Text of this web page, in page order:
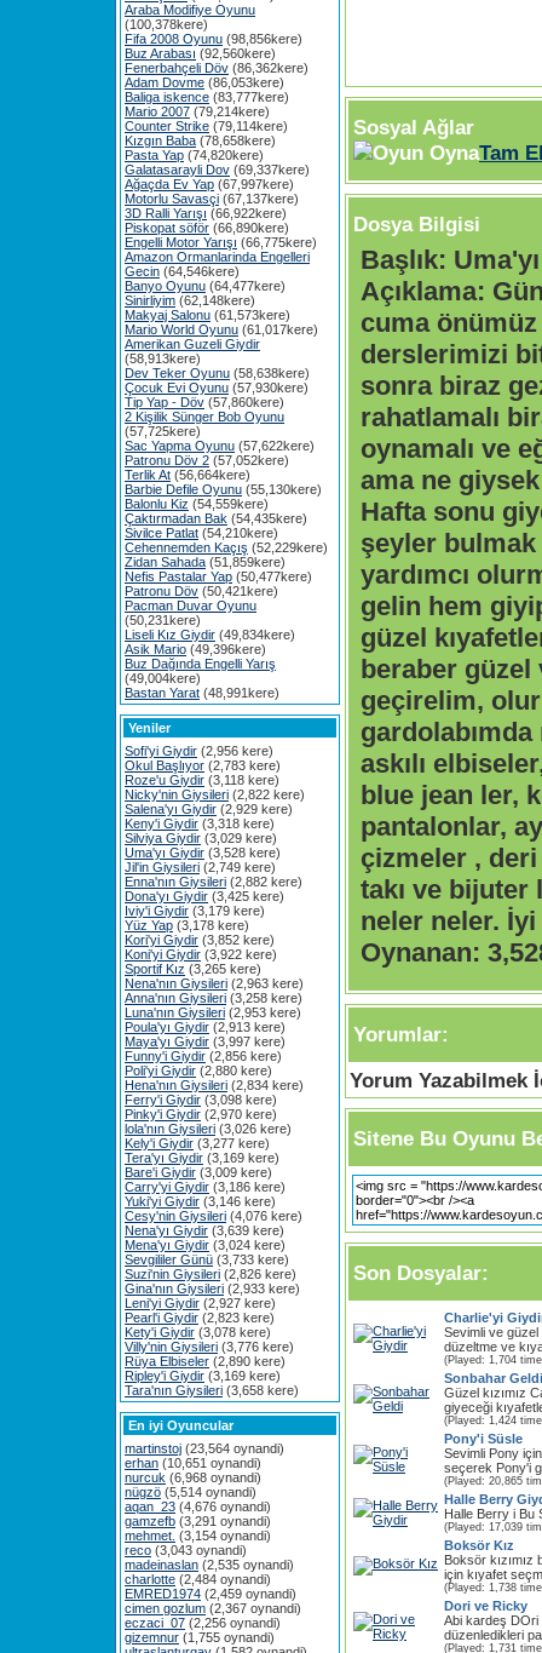
Araba Modifiye Oyunu
(100,378kere)
Fifa 2008 Oyunu (98,856kere)
Buz Arabası (92,560kere)
Fenerbahçeli Döv (86,362kere)
Adam Dovme (86,053kere)
Baliga iskence (83,777kere)
Mario 2007 (79,214kere)
Counter Strike (79,114kere)
Kızgın Baba (78,658kere)
Pasta Yap (74,820kere)
Galatasarayli Dov (69,337kere)
Ağaçda Ev Yap (67,997kere)
Motorlu Savasçi (67,137kere)
3D Ralli Yarışı (66,922kere)
Piskopat söför (66,890kere)
Engelli Motor Yarışı (66,775kere)
Amazon Ormanlarinda Engelleri
Gecin (64,546kere)
Banyo Oyunu (64,477kere)
Sinirliyim (62,148kere)
Makyaj Salonu (61,573kere)
Mario World Oyunu (61,017kere)
Amerikan Guzeli Giydir
(58,913kere)
Dev Teker Oyunu (58,638kere)
Çocuk Evi Oyunu (57,930kere)
Tip Yap - Döv (57,860kere)
2 Kişilik Sünger Bob Oyunu
(57,725kere)
Sac Yapma Oyunu (57,622kere)
Patronu Döv 2 (57,052kere)
Terlik At (56,664kere)
Barbie Defile Oyunu (55,130kere)
Balonlu Kiz (54,559kere)
Çaktırmadan Bak (54,435kere)
Sivilce Patlat (54,210kere)
Cehennemden Kaçış (52,229kere)
Zidan Sahada (51,859kere)
Nefis Pastalar Yap (50,477kere)
Patronu Döv (50,421kere)
Pacman Duvar Oyunu
(50,231kere)
Liseli Kız Giydir (49,834kere)
Asik Mario (49,396kere)
Buz Dağında Engelli Yarış
(49,004kere)
Bastan Yarat (48,991kere)
Yeniler
Sofi'yi Giydir (2,956 kere)
Okul Başlıyor (2,783 kere)
Roze'u Giydir (3,118 kere)
Nicky'nin Giysileri (2,822 kere)
Salena'yı Giydir (2,929 kere)
Keny'i Giydir (3,318 kere)
Silviya Giydir (3,029 kere)
Uma'yı Giydir (3,528 kere)
Jil'in Giysileri (2,749 kere)
Enna'nın Giysileri (2,882 kere)
Dona'yı Giydir (3,425 kere)
Iviy'i Giydir (3,179 kere)
Yüz Yap (3,178 kere)
Kori'yi Giydir (3,852 kere)
Koni'yi Giydir (3,922 kere)
Sportif Kız (3,265 kere)
Nena'nın Giysileri (2,963 kere)
Anna'nın Giysileri (3,258 kere)
Luna'nın Giysileri (2,953 kere)
Poula'yı Giydir (2,913 kere)
Maya'yı Giydir (3,997 kere)
Funny'i Giydir (2,856 kere)
Poli'yi Giydir (2,880 kere)
Hena'nın Giysileri (2,834 kere)
Ferry'i Giydir (3,098 kere)
Pinky'i Giydir (2,970 kere)
lola'nın Giysileri (3,026 kere)
Kely'i Giydir (3,277 kere)
Tera'yı Giydir (3,169 kere)
Bare'i Giydir (3,009 kere)
Carry'yi Giydir (3,186 kere)
Yuki'yi Giydir (3,146 kere)
Cesy'nin Giysileri (4,076 kere)
Nena'yı Giydir (3,639 kere)
Mena'yı Giydir (3,024 kere)
Sevgililer Günü (3,733 kere)
Suzi'nin Giysileri (2,826 kere)
Gina'nın Giysileri (2,933 kere)
Leni'yi Giydir (2,927 kere)
Pearl'i Giydir (2,823 kere)
Kety'i Giydir (3,078 kere)
Villy'nin Giysileri (3,776 kere)
Rüya Elbiseler (2,890 kere)
Ripley'i Giydir (3,169 kere)
Tara'nın Giysileri (3,658 kere)
En iyi Oyuncular
martinstoj (23,564 oynandi)
erhan (10,651 oynandi)
nurcuk (6,968 oynandi)
nügzö (5,514 oynandi)
aqan_23 (4,676 oynandi)
gamzefb (3,291 oynandi)
mehmet. (3,154 oynandi)
reco (3,043 oynandi)
madeinaslan (2,535 oynandi)
charlotte (2,484 oynandi)
EMRED1974 (2,459 oynandi)
cimen gozlum (2,367 oynandi)
eczaci_07 (2,256 oynandi)
gizemnur (1,755 oynandi)
Sosyal Ağlar
Tam
Dosya Bilgisi
Başlık:
Açıklama:
cuma
derslerimizi
sonra biraz
rahatlamalı
oynamalı ve
ama ne
Hafta sonu
şeyler
yardımcı
gelin hem
güzel
beraber güzel
geçirelim,
askılı
blue jean ler,
pantalonlar,
çizmeler ,
takı ve bijuter
neler neler.
Oynanan:
Yorumlar:
Yorum Yazabilmek
Sitene Bu Oyunu
Son Dosyalar:
Charlie'yi
Sevimli ve güzel
düzeltme ve
(Played: 1,704
Sonbahar Geldi
Güzel kızımız
giyeceği
(Played: 1,424
Pony'i Süsle
Sevimli Pony
seçerek Pony'i
(Played: 20,865
Halle Berry
Halle Berry i Bu
(Played: 17,039
Boksör Kız
Boksör
için kıyafet
(Played: 1,738
Dori ve Ricky
Abi kardeş DOri
düzenledikleri
(Played: 1,731